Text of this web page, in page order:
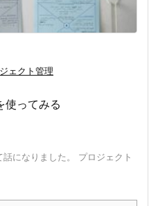
ェクト管理
使ってみる
になりました。 プロジェクト